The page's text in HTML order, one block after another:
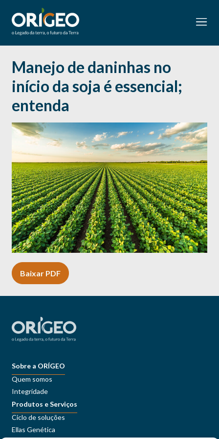
Manejo de daninhas no
início da soja é essencial;
entenda
Baixar PDF
Sobre a ORÍGEO
Quem somos
Integridade
Produtos e Serviços
Ciclo de soluções
Ellas Genética